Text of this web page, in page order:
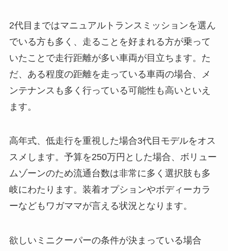
2代目まではマニュアルトランスミッションを選ん
でいる方も多く、走ることを好まれる方が乗って
いたことで走行距離が多い車両が目立ちます。た
だ、ある程度の距離を走っている車両の場合、メ
ンテナンスも多く行っている可能性も高いといえ
ます。
高年式、低走行を重視した場合3代目モデルをオス
スメします。予算を250万円とした場合、ボリュー
ムゾーンのため流通台数は非常に多く選択肢も多
岐にわたります。装着オプションやボディーカラ
ーなどもワガママが言える状況となります。
欲しいミニクーパーの条件が決まっている場合